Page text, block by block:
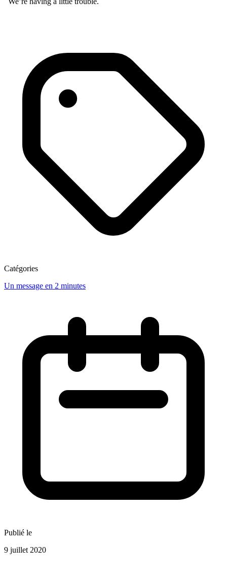
Catégories
Un message en 2 minutes
Publié le
9 juillet 2020